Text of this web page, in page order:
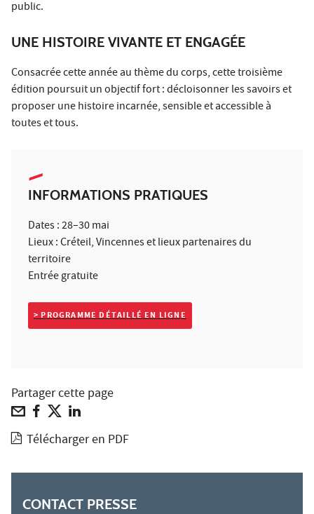
public.
UNE HISTOIRE VIVANTE ET ENGAGÉE
Consacrée cette année au thème du corps, cette troisième
édition poursuit un objectif fort : décloisonner les savoirs et
proposer une histoire incarnée, sensible et accessible à
toutes et tous.
INFORMATIONS PRATIQUES
Dates : 28–30 mai
Lieux : Créteil, Vincennes et lieux partenaires du
territoire
Entrée gratuite
> PROGRAMME DÉTAILLÉ EN LIGNE
Partager cette page
Télécharger en PDF
CONTACT PRESSE